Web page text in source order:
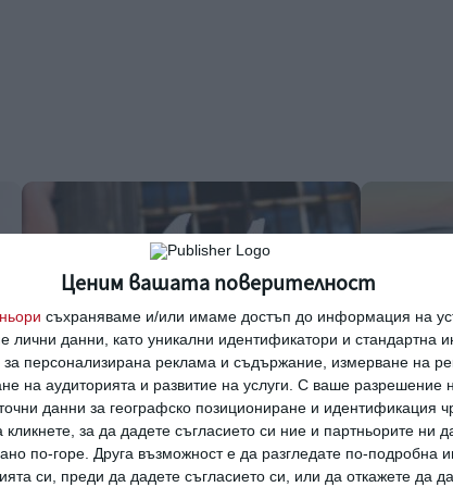
Ценим вашата поверителност
съхраняваме и/или имаме достъп до информация на
лични данни, като уникални идентификатори и стандартна
за персонализирана реклама и съдържание, измерване на
на аудиторията и развитие на услуги. С ваше разрешение
данни за географско позициониране и идентификация
кликнете, за да дадете съгласието си ние и партньорите ни
по-горе. Друга възможност е да разгледате по-подробна
си, преди да дадете съгласието си, или да откажете да
Здраве
Без пигментни петна през
Заедно
Чиния с